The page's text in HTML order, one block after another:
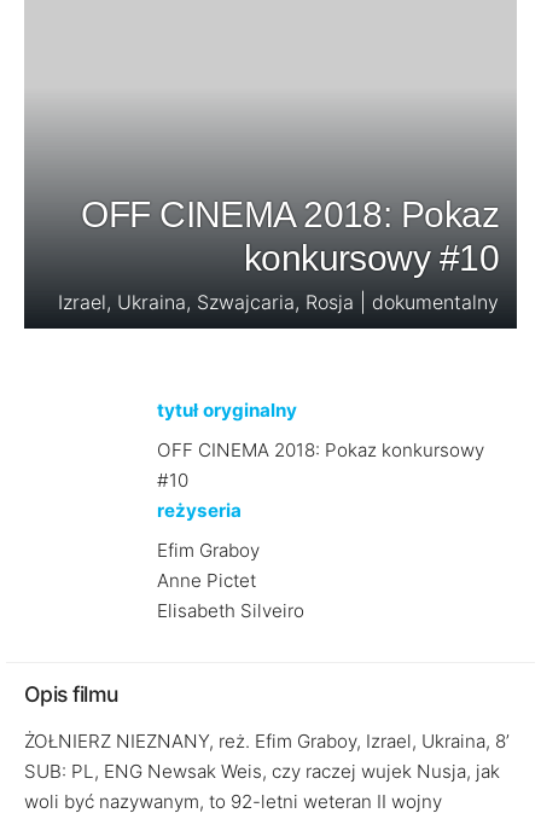
OFF CINEMA 2018: Pokaz
konkursowy #10
Izrael, Ukraina, Szwajcaria, Rosja | dokumentalny
tytuł oryginalny
OFF CINEMA 2018: Pokaz konkursowy
#10
reżyseria
Efim Graboy
Anne Pictet
Elisabeth Silveiro
Opis filmu
ŻOŁNIERZ NIEZNANY, reż. Efim Graboy, Izrael, Ukraina, 8’
SUB: PL, ENG Newsak Weis, czy raczej wujek Nusja, jak
woli być nazywanym, to 92-letni weteran II wojny